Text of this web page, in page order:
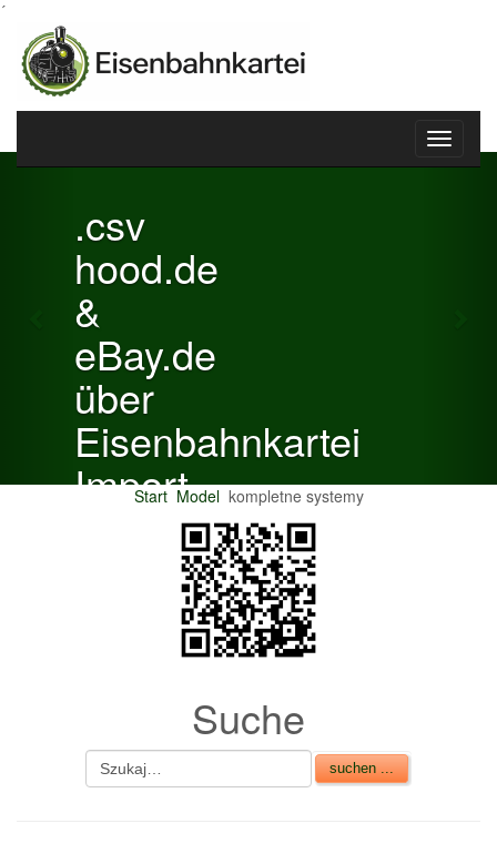
´
Toggle
.csv
hood.de
&
eBay.de
über
Eisenbahnkartei
Import
Verkaufsbetrag an
Gebühren je Inserat
CSV Import
Previous
Start Model kompletne systemy
Suche